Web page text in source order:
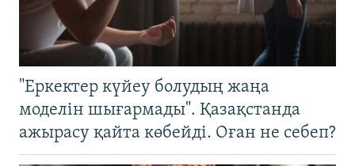
"Еркектер күйеу болудың жаңа
моделін шығармады". Қазақстанда
ажырасу қайта көбейді. Оған не себеп?